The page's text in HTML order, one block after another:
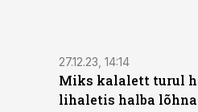
27.12.23, 14:14
Miks kalalett turul
lihaletis halba lõhna